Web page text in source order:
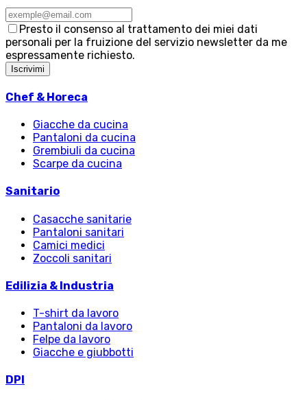
Presto il consenso al trattamento dei miei dati
personali per la fruizione del servizio newsletter da me
espressamente richiesto.
Iscrivimi
Chef & Horeca
Giacche da cucina
Pantaloni da cucina
Grembiuli da cucina
Scarpe da cucina
Sanitario
Casacche sanitarie
Pantaloni sanitari
Camici medici
Zoccoli sanitari
Edilizia & Industria
T-shirt da lavoro
Pantaloni da lavoro
Felpe da lavoro
Giacche e giubbotti
DPI